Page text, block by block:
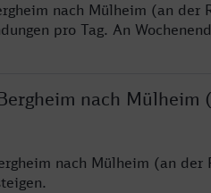
nach Mülheim (an der
pro Tag. An
nach Mülheim
nach Mülheim (an der